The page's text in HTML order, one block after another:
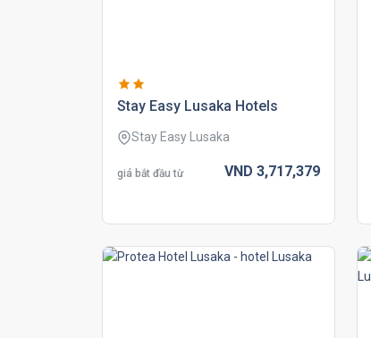
stay easy lusaka hotels
Stay Easy Lusaka
giá bắt đầu từ VND 3,717,379